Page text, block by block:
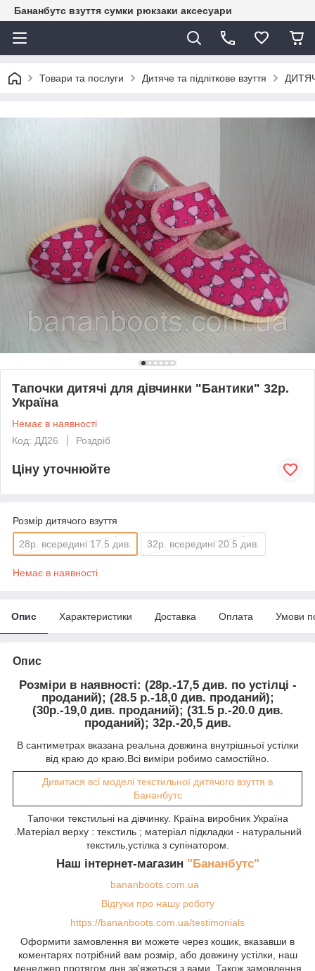
Бананбутс взуття сумки рюкзаки аксесуари
Товари та послуги Дитяче та підліткове взуття
Тапочки дитячі для дівчинки "Бантики" 32р.
Україна
Немає в наявності
Код: ДД26
Роздріб
Ціну уточнюйте
Розмір дитячого взуття
28р. всередині 17.5 див. 32р. всередині 20.5 див.
Немає в наявності
Опис Характеристики Доставка Оплата Умови
Опис
Розміри в наявності: (28р.-17,5 див. по устілці -
проданий); (28.5 р.-18,0 див. проданий);
(30р.-19,0 див. проданий); (31.5 р.-20.0 див.
проданий); 32р.-20,5 див.
В сантиметрах вказана реальна довжина внутрішньої устілки
від краю до краю.Всі виміри робимо самостійно.
Дивитися всі моделі текстильної дитячого взуття в
Бананбутс
Тапочки текстильні на дівчинку. Країна виробник Україна
.Матеріал верху : текстиль ; матеріал підкладки - натуральний
текстиль,устілка з супінатором.
Наш інтернет-магазин "Бананбутс"
bananboots.com.ua
Відгуки про нашу роботу
https://bananboots.com.ua/testimonials
Оформити замовлення ви можете через кошик, вказавши в
коментарях потрібний вам розмір, або довжину устілки, наш
менеджер протягом дня зв'яжеться з вами. Також замовлення